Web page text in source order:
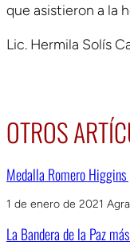
que asistieron a la
Lic. Hermila Solís
OTROS
Medalla Romero
1 de enero de 2021
La Bandera de la Paz